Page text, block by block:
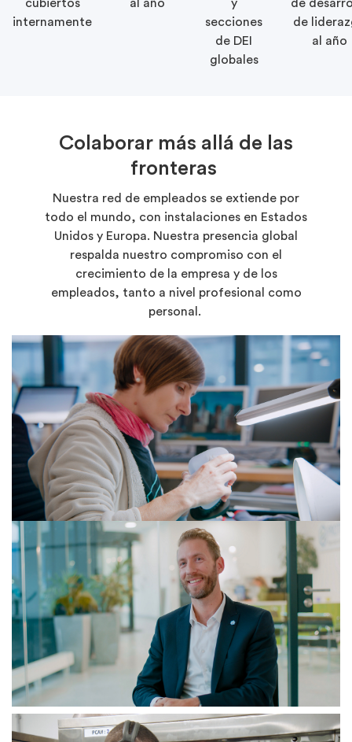
cubiertos
internamente
al año
y
secciones
de DEI
globales
de
de
al año
Colaborar más allá de las
fronteras
Nuestra red de empleados se extiende por
todo el mundo, con instalaciones en Estados
Unidos y Europa. Nuestra presencia global
respalda nuestro compromiso con el
crecimiento de la empresa y de los
empleados, tanto a nivel profesional como
personal.